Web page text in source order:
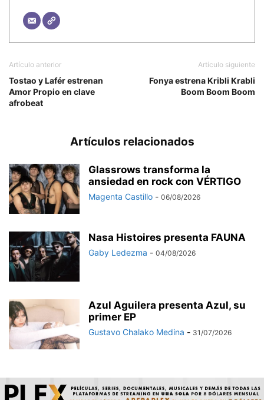
Artículo anterior
Tostao y Lafér estrenan
Amor Propio en clave
afrobeat
Artículo siguiente
Fonya estrena Kribli Krabli
Boom Boom Boom
Artículos relacionados
Glassrows transforma la
ansiedad en rock con VÉRTIGO
Magenta Castillo - 06/08/2026
Nasa Histoires presenta FAUNA
Gaby Ledezma - 04/08/2026
Azul Aguilera presenta Azul, su
primer EP
Gustavo Chalako Medina - 31/07/2026